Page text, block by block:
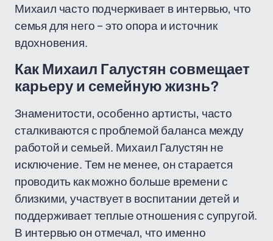
Михаил часто подчеркивает в интервью, что
семья для него – это опора и источник
вдохновения.
Как Михаил Галустян совмещает
карьеру и семейную жизнь?
Знаменитости, особенно артисты, часто
сталкиваются с проблемой баланса между
работой и семьей. Михаил Галустян не
исключение. Тем не менее, он старается
проводить как можно больше времени с
близкими, участвует в воспитании детей и
поддерживает теплые отношения с супругой.
В интервью он отмечал, что именно